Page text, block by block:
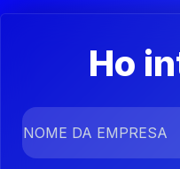
Ho
NOME DA EMPRESA